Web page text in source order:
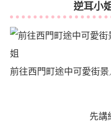
逆耳小
前往西門町途中可愛街景
先講